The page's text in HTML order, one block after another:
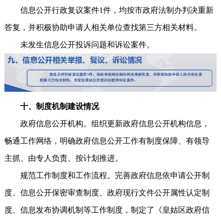
信息公开行政复议案件1件，均按市政府法制办判决重新
答复，并积极协助申请人相关单位查找第三方相关材料。
未发生信息公开投诉问题和诉讼案件。
十、制度机制建设情况
政府信息公开机构。组织更新政府信息公开机构信息，
畅通工作网络，明确政府信息公开工作有制度保障、有领导
主抓、由专人负责、按计划推进。
规范工作制度和工作流程。完善政府信息依申请公开制
度、信息公开保密审查制度、政府现行文件公开属性认定制
度、信息发布协调机制等工作制度，制定了《皇姑区政府信